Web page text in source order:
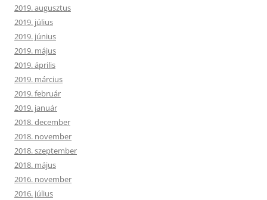
2019. augusztus
2019. július
2019. június
2019. május
2019. április
2019. március
2019. február
2019. január
2018. december
2018. november
2018. szeptember
2018. május
2016. november
2016. július